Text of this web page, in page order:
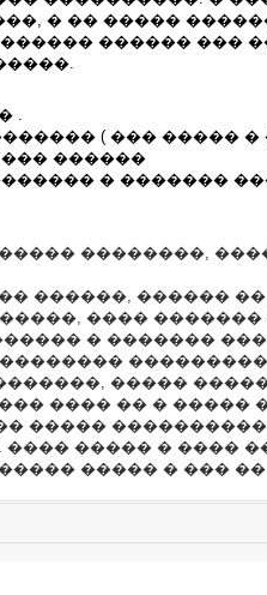
� �� �����
������ ���
.
( ��� �����
������
� �������
��������,
������, ������
����
� �������
�����
���� �� � �����
�����
����� � ����
����� � ���